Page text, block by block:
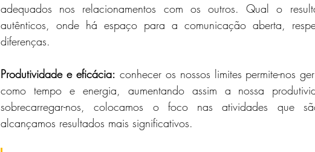
adequados nos relacionamentos com os outros. Qual o
autênticos, onde há espaço para a comunicação aberta,
diferenças.
Produtividade e eficácia: conhecer os nossos limites permite-nos
como tempo e energia, aumentando assim a nossa
sobrecarregar-nos, colocamos o foco nas atividades que
alcançamos resultados mais significativos.